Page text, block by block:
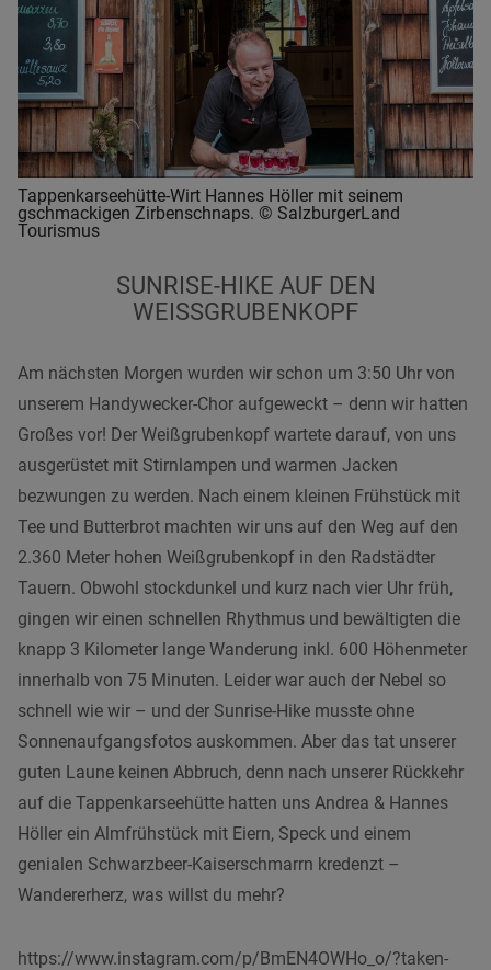
Tappenkarseehütte-Wirt Hannes Höller mit seinem
gschmackigen Zirbenschnaps. © SalzburgerLand
Tourismus
SUNRISE-HIKE AUF DEN
WEISSGRUBENKOPF
Am nächsten Morgen wurden wir schon um 3:50 Uhr von
unserem Handywecker-Chor aufgeweckt – denn wir hatten
Großes vor! Der Weißgrubenkopf wartete darauf, von uns
ausgerüstet mit Stirnlampen und warmen Jacken
bezwungen zu werden. Nach einem kleinen Frühstück mit
Tee und Butterbrot machten wir uns auf den Weg auf den
2.360 Meter hohen Weißgrubenkopf in den Radstädter
Tauern. Obwohl stockdunkel und kurz nach vier Uhr früh,
gingen wir einen schnellen Rhythmus und bewältigten die
knapp 3 Kilometer lange Wanderung inkl. 600 Höhenmeter
innerhalb von 75 Minuten. Leider war auch der Nebel so
schnell wie wir – und der Sunrise-Hike musste ohne
Sonnenaufgangsfotos auskommen. Aber das tat unserer
guten Laune keinen Abbruch, denn nach unserer Rückkehr
auf die Tappenkarseehütte hatten uns Andrea & Hannes
Höller ein Almfrühstück mit Eiern, Speck und einem
genialen Schwarzbeer-Kaiserschmarrn kredenzt –
Wandererherz, was willst du mehr?
https://www.instagram.com/p/BmEN4OWHo_o/?taken-